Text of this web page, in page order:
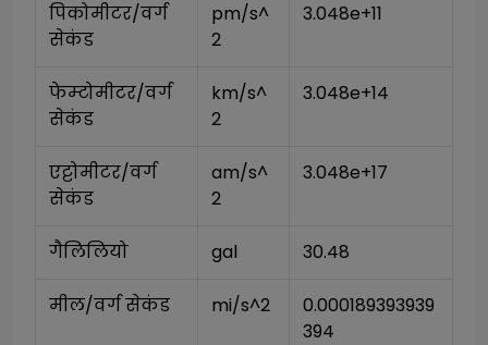
पिकोमीटर/वर्ग
सेकंड
pm/s^
2
3.048e+11
फेम्टोमीटर/वर्ग
सेकंड
km/s^
2
3.048e+14
एट्टोमीटर/वर्ग
सेकंड
am/s^
2
3.048e+17
गैलिलियो gal 30.48
मील/वर्ग सेकंड mi/s^2
0.000189393939
394